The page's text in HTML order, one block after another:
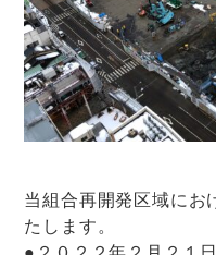
当組合再開発区域にお
たします。